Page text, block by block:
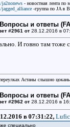
- новостная лента по
-группа по JA в
и ответы
#2961 от28.12.2016 в
И говно там тоже
Астаны слышно
и ответы
#2962 от28.12.2016 в
в 07:31:22,
специально